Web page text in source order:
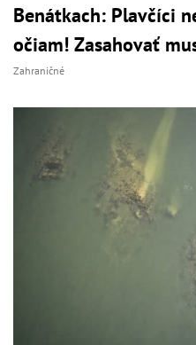
Benátkach: Plavčíci
očiam! Zasahovať
Zahraničné